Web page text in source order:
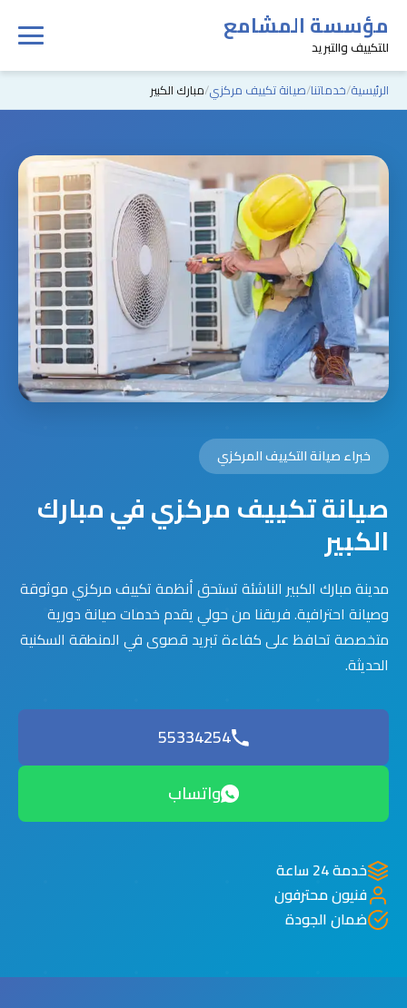
مؤسسة المشامع
للتكييف والتبريد
الرئيسية خدماتنا صيانة تكييف مركزي مبارك الكبير
خبراء صيانة التكييف المركزي
صيانة تكييف مركزي في مبارك
الكبير
مدينة مبارك الكبير الناشئة تستحق أنظمة تكييف مركزي موثوقة
وصيانة احترافية. فريقنا من حولي يقدم خدمات صيانة دورية
متخصصة تحافظ على كفاءة تبريد قصوى في المنطقة السكنية
الحديثة.
55334254
واتساب
خدمة 24 ساعة
فنيون محترفون
ضمان الجودة